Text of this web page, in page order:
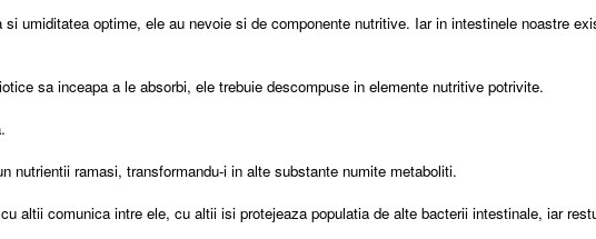
umiditatea optime, ele au nevoie si de componente nutritive. Iar in intestinele noastre
sa inceapa a le absorbi, ele trebuie descompuse in elemente nutritive potrivite.
nutrientii ramasi, transformandu-i in alte substante numite metaboliti.
altii comunica intre ele, cu altii isi protejeaza populatia de alte bacterii intestinale, iar